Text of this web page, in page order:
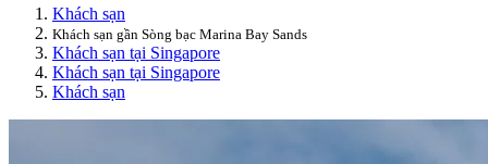
Khách sạn
Khách sạn gần Sòng bạc Marina Bay Sands
Khách sạn tại Singapore
Khách sạn tại Singapore
Khách sạn